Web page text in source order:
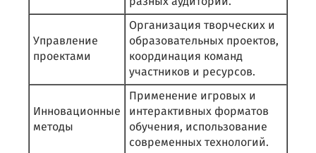
Управление
проектами
Организация творческих и
образовательных проектов,
координация команд
участников и ресурсов.
Инновационные
методы
Применение игровых и
интерактивных форматов
обучения, использование
современных технологий.